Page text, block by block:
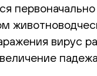
вирус